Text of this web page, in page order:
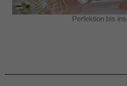
Perfektion bis